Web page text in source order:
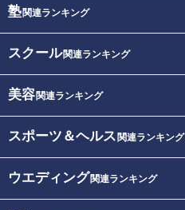
塾関連ランキング
スクール関連ランキング
美容関連ランキング
スポーツ＆ヘルス 関連ランキング
ウエディング関連ランキング